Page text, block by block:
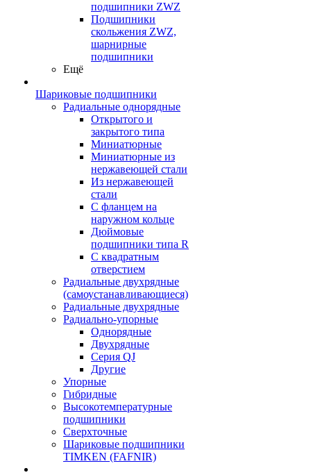
подшипники ZWZ
Подшипники
скольжения ZWZ,
шарнирные
подшипники
Ещё
Шариковые подшипники
Радиальные однорядные
Открытого и
закрытого типа
Миниатюрные
Миниатюрные из
нержавеющей стали
Из нержавеющей
стали
С фланцем на
наружном кольце
Дюймовые
подшипники типа R
С квадратным
отверстием
Радиальные двухрядные
(самоустанавливающиеся)
Радиальные двухрядные
Радиально-упорные
Однорядные
Двухрядные
Серия QJ
Другие
Упорные
Гибридные
Высокотемпературные
подшипники
Сверхточные
Шариковые подшипники
TIMKEN (FAFNIR)